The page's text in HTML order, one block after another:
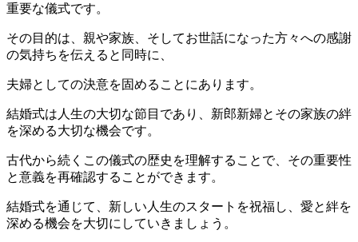
重要な儀式です。
その目的は、親や家族、そしてお世話になった方々への感謝
の気持ちを伝えると同時に、
夫婦としての決意を固めることにあります。
結婚式は人生の大切な節目であり、新郎新婦とその家族の絆
を深める大切な機会です。
古代から続くこの儀式の歴史を理解することで、その重要性
と意義を再確認することができます。
結婚式を通じて、新しい人生のスタートを祝福し、愛と絆を
深める機会を大切にしていきましょう。